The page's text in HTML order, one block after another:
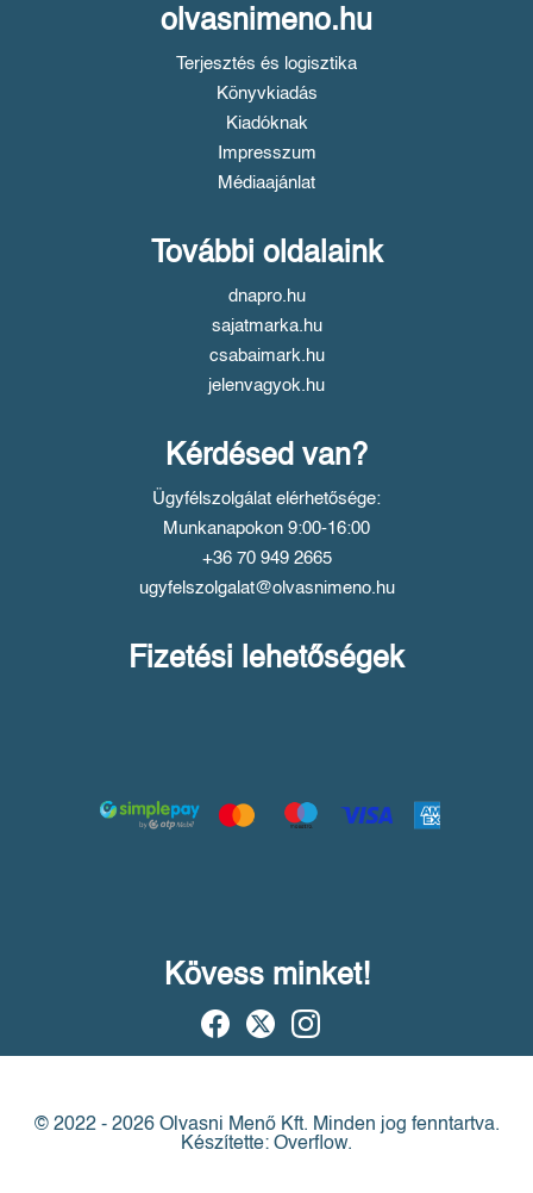
olvasnimeno.hu
Terjesztés és logisztika
Könyvkiadás
Kiadóknak
Impresszum
Médiaajánlat
További oldalaink
dnapro.hu
sajatmarka.hu
csabaimark.hu
jelenvagyok.hu
Kérdésed van?
Ügyfélszolgálat elérhetősége:
Munkanapokon 9:00-16:00
+36 70 949 2665
ugyfelszolgalat@olvasnimeno.hu
Fizetési lehetőségek
Kövess minket!
© 2022 - 2026 Olvasni Menő Kft. Minden jog fenntartva.
Készítette: Overflow.